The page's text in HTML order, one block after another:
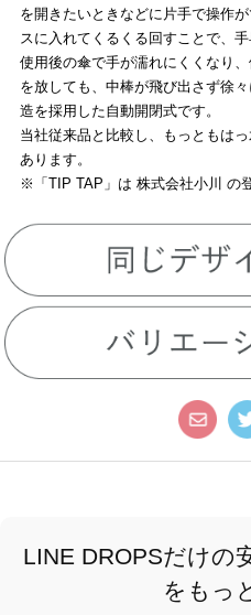
を開きたいときなどに片手で操作
スに入れてくるくる回すことで、
使用後の傘で手が濡れにくくなり
を放しても、中棒が飛び出さず徐
造を採用した自動開閉式です。
当社従来品と比較し、もっともは
あります。
※「TIP TAP」は 株式会社小川 の
LINE DROPSだけの
をもっ